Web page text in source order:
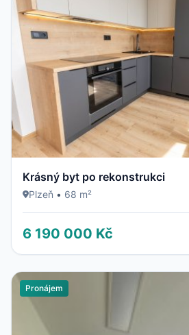
Krásný byt po rekonstrukci
Plzeň • 68 m²
6 190 000 Kč
Pronájem